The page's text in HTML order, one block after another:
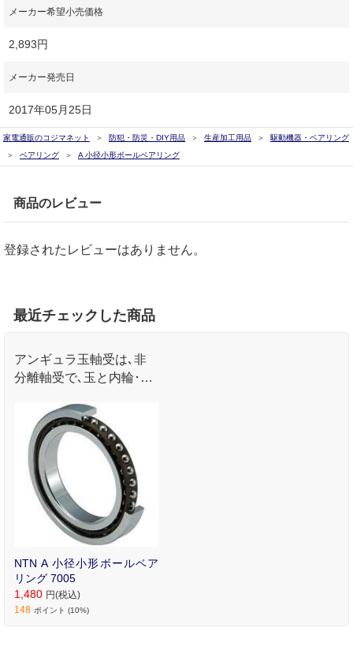
メーカー希望小売価格
2,893円
メーカー発売日
2017年05月25日
家電通販のコジマネット 防犯・防災・DIY用品 生産加工用品
駆動機器・ベアリング
ベアリング
A 小径小形ボールベアリング
商品のレビュー
登録されたレビューはありません。
最近チェックした商品
アンギュラ玉軸受は､非
分離軸受で､玉と内輪･外
がラジアル方向に対して
ある角度(接触角)をもっ
ています｡
NTN A 小径小形ボールベア
リング 7005
1,480 円(税込)
148 ポイント (10%)